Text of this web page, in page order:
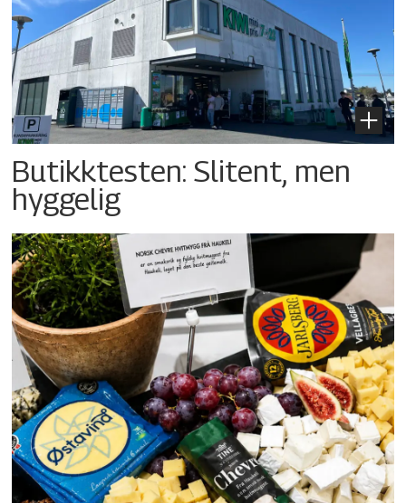
Butikktesten: Slitent, men
hyggelig